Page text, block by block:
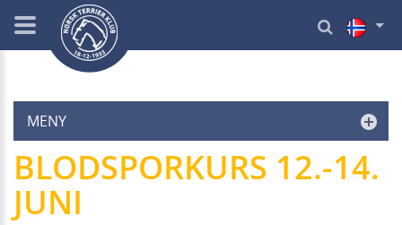
MENY
BLODSPORKURS 12.-14.
JUNI